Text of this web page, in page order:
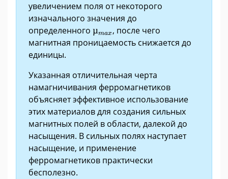
увеличением поля от некоторого
изначального значения до
определенного µmax
µmax
, после чего
магнитная проницаемость снижается до
единицы.
Указанная отличительная черта
намагничивания ферромагнетиков
объясняет эффективное использование
этих материалов для создания сильных
магнитных полей в области, далекой до
насыщения. В сильных полях наступает
насыщение, и применение
ферромагнетиков практически
бесполезно.